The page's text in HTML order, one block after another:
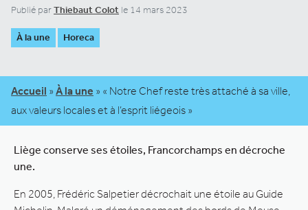
Publié parThiebaut Colot le 14 mars 2023
À la une Horeca
Accueil » À la une » « Notre Chef reste très attaché à sa ville,
aux valeurs locales et à l’esprit liégeois »
Liège conserve ses étoiles, Francorchamps en décroche
une.
En 2005, Frédéric Salpetier décrochait une étoile au Guide